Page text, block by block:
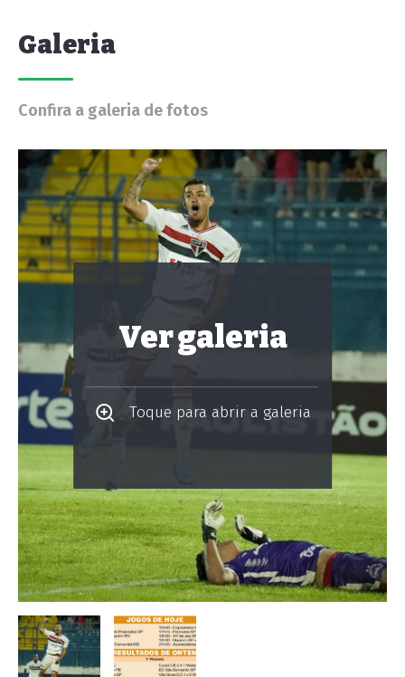
Galeria
Confira a galeria de fotos
Ver galeria
Toque para abrir a galeria